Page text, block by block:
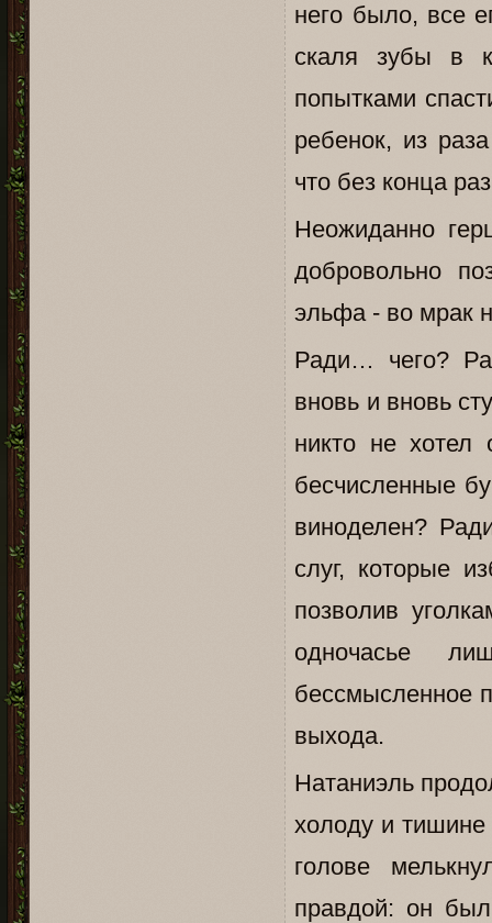
него было, все
скаля зубы в
попытками
ребенок, из
что без конца
Неожиданно
добровольно
эльфа - во мрак
Ради… чего?
вновь и вновь
никто не хотел
бесчисленные
виноделен?
слуг, которые
позволив
одночасье
бессмысленное
выхода.
Натаниэль
холоду и тишине
голове
правдой: он